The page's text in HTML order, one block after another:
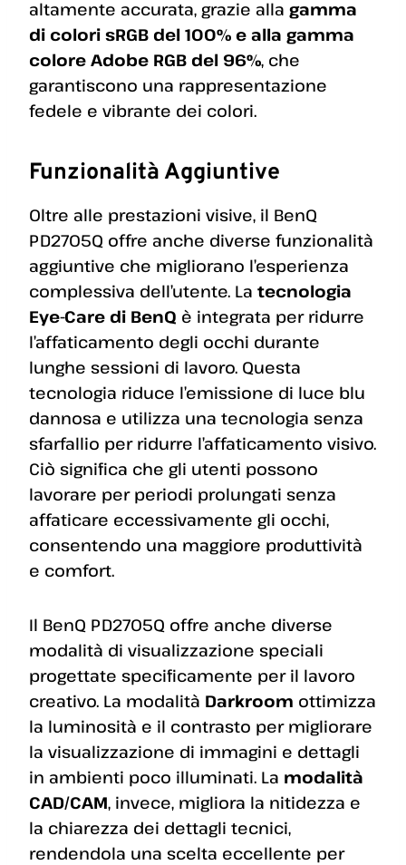
altamente accurata, grazie alla gamma
di colori sRGB del 100% e alla gamma
colore Adobe RGB del 96%, che
garantiscono una rappresentazione
fedele e vibrante dei colori.
Funzionalità Aggiuntive
Oltre alle prestazioni visive, il BenQ
PD2705Q offre anche diverse funzionalità
aggiuntive che migliorano l’esperienza
complessiva dell’utente. La tecnologia
Eye-Care di BenQ è integrata per ridurre
l’affaticamento degli occhi durante
lunghe sessioni di lavoro. Questa
tecnologia riduce l’emissione di luce blu
dannosa e utilizza una tecnologia senza
sfarfallio per ridurre l’affaticamento visivo.
Ciò significa che gli utenti possono
lavorare per periodi prolungati senza
affaticare eccessivamente gli occhi,
consentendo una maggiore produttività
e comfort.
Il BenQ PD2705Q offre anche diverse
modalità di visualizzazione speciali
progettate specificamente per il lavoro
creativo. La modalità Darkroom ottimizza
la luminosità e il contrasto per migliorare
la visualizzazione di immagini e dettagli
in ambienti poco illuminati. La modalità
CAD/CAM, invece, migliora la nitidezza e
la chiarezza dei dettagli tecnici,
rendendola una scelta eccellente per